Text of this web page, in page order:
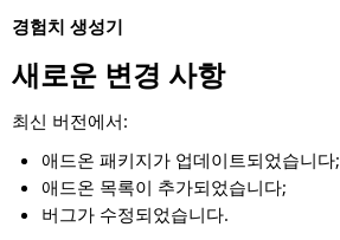
경험치 생성기
새로운 변경 사항
최신 버전에서:
애드온 패키지가 업데이트되었습니다;
애드온 목록이 추가되었습니다;
버그가 수정되었습니다.